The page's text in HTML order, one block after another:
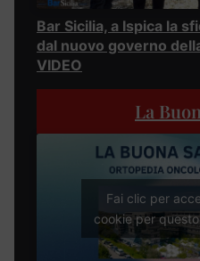
Bar Sicilia, a Ispica la
dal nuovo governo
VIDEO
La
Fai clic per
cookie per